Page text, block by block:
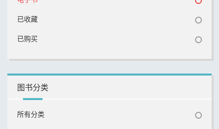
已收藏
已购买
图书分类
所有分类